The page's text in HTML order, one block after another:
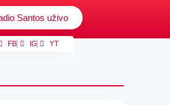
Santos uživo
FB IG YT